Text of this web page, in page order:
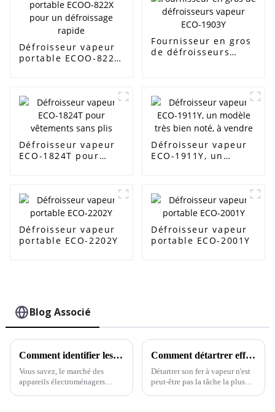
Défroisseur vapeur
portable ECOO-822X
Fournisseur en gros
de défroisseurs
Défroisseur vapeur
ECO-1824T pour
Défroisseur vapeur
ECO-1911Y, un
Défroisseur vapeur
portable ECO-2202Y
Défroisseur vapeur
portable ECO-2001Y
Blog Associé
Comment identifier les fournisseurs de qualité supérieure pour l'achat de mini fers à repasser à vapeur au niveau mondial
Vous savez, le marché des
appareils électroménagers
Comment détartrer efficacement son fer à vapeur ?
Détartrer son fer à vapeur n'est
peut-être pas la tâche la plus